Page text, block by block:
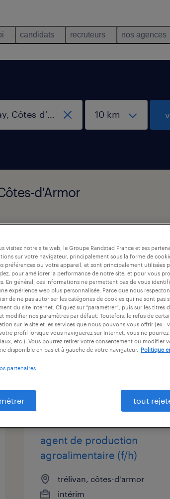
candidats recruteurs nos agences
d'Armor
agent de production
agroalimentaire (f/h)
lanvallay, côtes-d'armor
intérim
12,41 € par heure
agent de production
agroalimentaire (f/h)
trélivan, côtes-d'armor
intérim
visitez notre site web, le Groupe Randstad France et ses
sur votre navigateur, principalement sous la forme de
préférences ou votre appareil, et sont principalement utilisées
pour améliorer la performance de notre site, et pour vous
En général, ces informations ne permettent pas de vous
expérience web plus personnalisée. Parce que nous
de ne pas autoriser les catégories de cookies qui ne sont pas
du site Internet. Cliquez sur “paramétrer”, puis sur les titres
modifier nos paramètres par défaut. Toutefois, le refus de
sur le site et les services que nous pouvons vous offrir (ex :
profil lorsque vous naviguerez sur Internet, vous ne
etc.). Vous pourrez retirer votre consentement ou modifier
disponible en bas et à gauche de votre navigateur.
Politique
partenaires
tout